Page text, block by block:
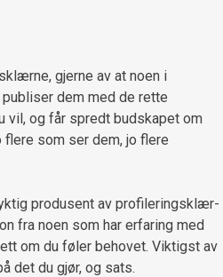
gjerne av at noen i
dem med de rette
vil, og får spredt budskapet om
som ser dem, jo flere
produsent av profileringsklær-
fra noen som har erfaring med
om du føler behovet. Viktigst av
det du gjør, og sats.